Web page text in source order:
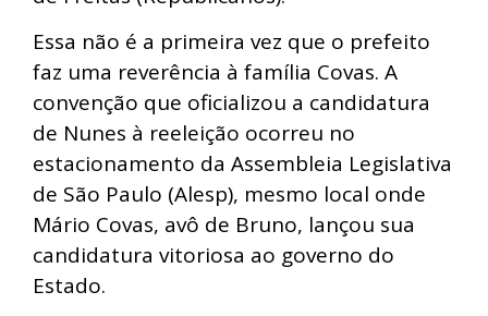
Essa não é a primeira vez que o prefeito
faz uma reverência à família Covas. A
convenção que oficializou a candidatura
de Nunes à reeleição ocorreu no
estacionamento da Assembleia Legislativa
de São Paulo (Alesp), mesmo local onde
Mário Covas, avô de Bruno, lançou sua
candidatura vitoriosa ao governo do
Estado.